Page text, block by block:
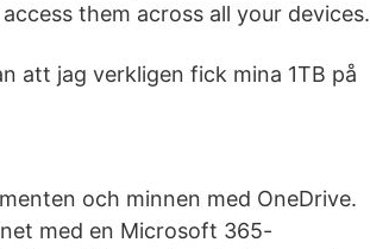
them across all your devices.
att jag verkligen fick mina 1TB på
och minnen med OneDrive.
med en Microsoft 365-